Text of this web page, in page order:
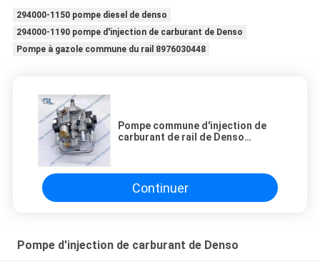
294000-1150 pompe diesel de denso
294000-1190 pompe d'injection de carburant de Denso
Pompe à gazole commune du rail 8976030448
Pompe commune d'injection de
carburant de rail de Denso
Continuer
Pompe d'injection de carburant de Denso